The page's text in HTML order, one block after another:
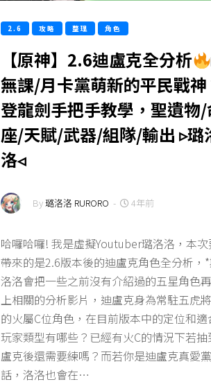
2.6 攻略 整理 角色
【原神】2.6迪盧克全分析
無課/月卡黨萌新的平民戰神
登龍劍手把手教學，聖遺物
座/天賦/武器/組隊/輸出 ▹璐
洛◃
By璐洛洛 RURORO - 4年前
哈囉哈囉! 我是虛擬Youtuber璐洛洛，本次
帶來的是2.6版本後的迪盧克角色全分析，
洛洛會把一些之前沒有介紹過的五星角色
上相關的分析影片，迪盧克身為常駐五虎
的火屬C位角色，在目前版本中的定位和適
玩家類型有哪些？已經有火C的情況下若抽
盧克後還需要練嗎？而若你是迪盧克真愛
話，洛洛也會在…